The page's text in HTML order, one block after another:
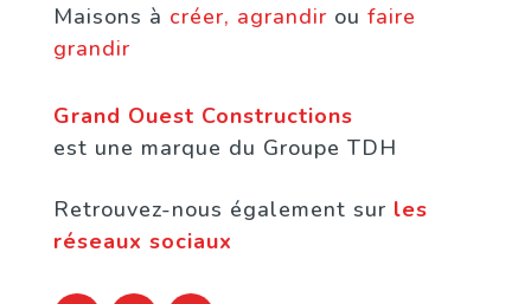
Maisons à créer, agrandirou faire
grandir
Grand Ouest Constructions
est une marque du Groupe TDH
Retrouvez-nous également sur les
réseaux sociaux